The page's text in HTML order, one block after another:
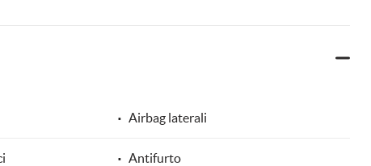
Airbag laterali
Antifurto